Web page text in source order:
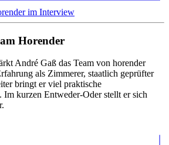
Horender
André Gaß das Team von horender
als Zimmerer, staatlich geprüfter
bringt er viel praktische
Im kurzen Entweder-Oder stellt er sich